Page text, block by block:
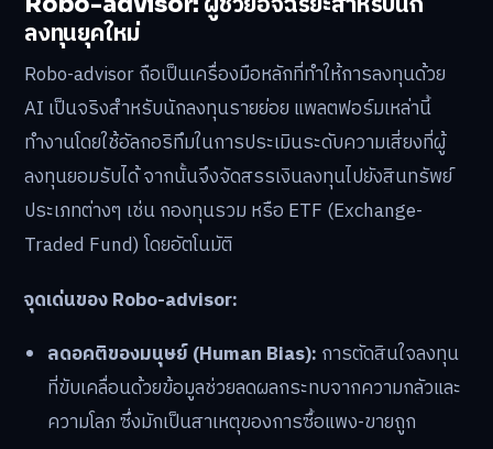
ลงทุนยุคใหม่
Robo-advisor ถือเป็นเครื่องมือหลักที่ทำให้การลงทุนด้วย
AI เป็นจริงสำหรับนักลงทุนรายย่อย แพลตฟอร์มเหล่านี้
ทำงานโดยใช้อัลกอริทึมในการประเมินระดับความเสี่ยงที่ผู้
ลงทุนยอมรับได้ จากนั้นจึงจัดสรรเงินลงทุนไปยังสินทรัพย์
ประเภทต่างๆ เช่น กองทุนรวม หรือ ETF (Exchange-
Traded Fund) โดยอัตโนมัติ
จุดเด่นของ Robo-advisor:
ลดอคติของมนุษย์ (Human Bias): การตัดสินใจลงทุน
ที่ขับเคลื่อนด้วยข้อมูลช่วยลดผลกระทบจากความกลัวและ
ความโลภ ซึ่งมักเป็นสาเหตุของการซื้อแพง-ขายถูก